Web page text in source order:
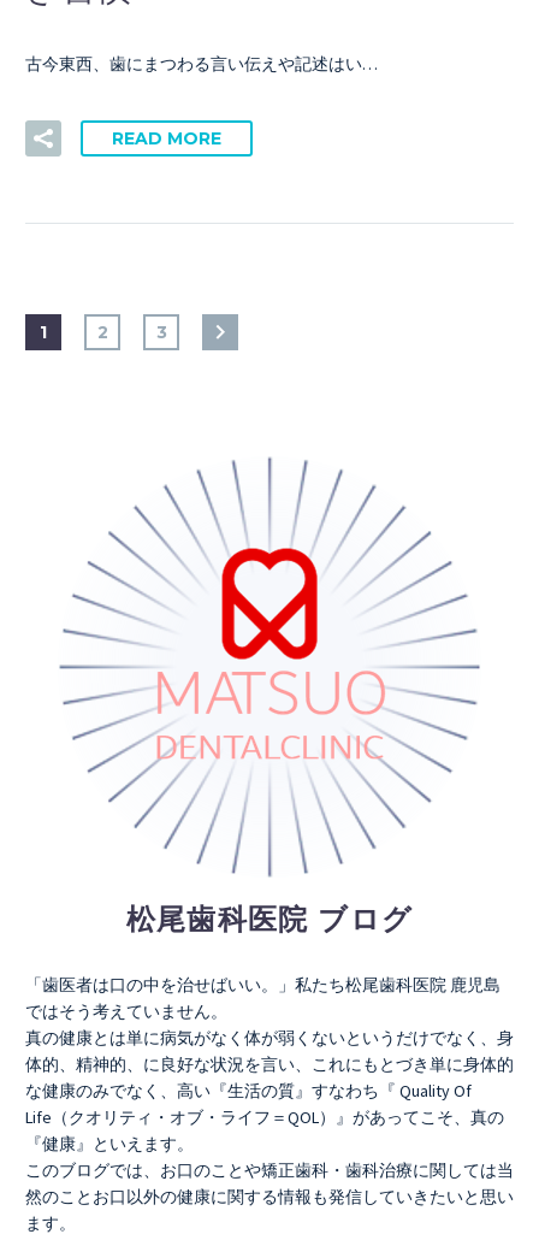
古今東西、歯にまつわる言い伝えや記述はい…
READ MORE
1 2 3
松尾歯科医院 ブログ
「歯医者は口の中を治せばいい。」私たち松尾歯科医院 鹿児島
ではそう考えていません。
真の健康とは単に病気がなく体が弱くないというだけでなく、身
体的、精神的、に良好な状況を言い、これにもとづき単に身体的
な健康のみでなく、高い『生活の質』すなわち『 Quality Of
Life（クオリティ・オブ・ライフ＝QOL）』があってこそ、真の
『健康』といえます。
このブログでは、お口のことや矯正歯科・歯科治療に関しては当
然のことお口以外の健康に関する情報も発信していきたいと思い
ます。